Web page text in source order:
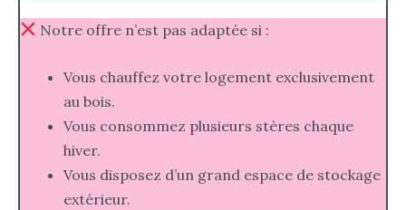
Notre offre n’est pas adaptée si :
Vous chauffez votre logement exclusivement
au bois.
Vous consommez plusieurs stères chaque
hiver.
Vous disposez d’un grand espace de stockage
extérieur.